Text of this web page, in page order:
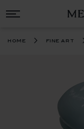
home fine art